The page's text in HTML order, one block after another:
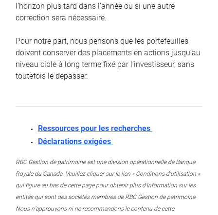
l’horizon plus tard dans l’année ou si une autre
correction sera nécessaire.
Pour notre part, nous pensons que les portefeuilles
doivent conserver des placements en actions jusqu’au
niveau cible à long terme fixé par l’investisseur, sans
toutefois le dépasser.
Ressources pour les recherches
Déclarations exigées
RBC Gestion de patrimoine est une division opérationnelle de Banque
Royale du Canada. Veuillez cliquer sur le lien « Conditions d’utilisation »
qui figure au bas de cette page pour obtenir plus d’information sur les
entités qui sont des sociétés membres de RBC Gestion de patrimoine.
Nous n’approuvons ni ne recommandons le contenu de cette